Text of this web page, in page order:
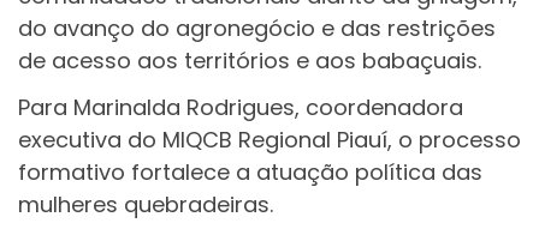
do avanço do agronegócio e das restrições
de acesso aos territórios e aos babaçuais.
Para Marinalda Rodrigues, coordenadora
executiva do MIQCB Regional Piauí, o processo
formativo fortalece a atuação política das
mulheres quebradeiras.